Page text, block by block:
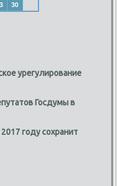
30
урегулирование
Госдумы в
году сохранит